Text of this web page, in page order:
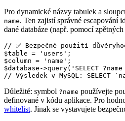
Pro dynamické názvy tabulek a
name. Ten zajistí správné escapování
dané databáze (např. pomocí
// ✅ Bezpečné použití
$table = 'users';
$column = 'name';
$database->query('SELECT
Důležité: symbol ?name používejte
definované v kódu aplikace. Pro
whitelist. Jinak se vystavujete